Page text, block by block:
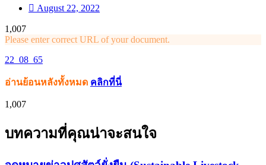
August 22, 2022
1,007
22_08_65
อ่านย้อนหลังทั้งหมด
บทความที่คุณน่าจะสนใจ